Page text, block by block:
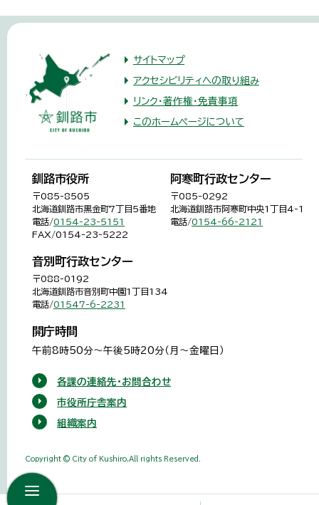
サイトマップ
アクセシビリティへの取り組み
リンク・著作権・免責事項
このホームページについて
釧路市役所
〒085-8505
北海道釧路市黒金町7丁目5番地
電話/0154-23-5151
FAX/0154-23-5222
阿寒町行政センター
〒085-0292
北海道釧路市阿寒町中央1丁目4-1
電話/0154-66-2121
音別町行政センター
〒088-0192
北海道釧路市音別町中園1丁目134
電話/01547-6-2231
開庁時間
午前8時50分～午後5時20分（月～金曜日）
各課の連絡先・お問合わせ
市役所庁舎案内
組織案内
Copyright © City of Kushiro,All rights Reserved.